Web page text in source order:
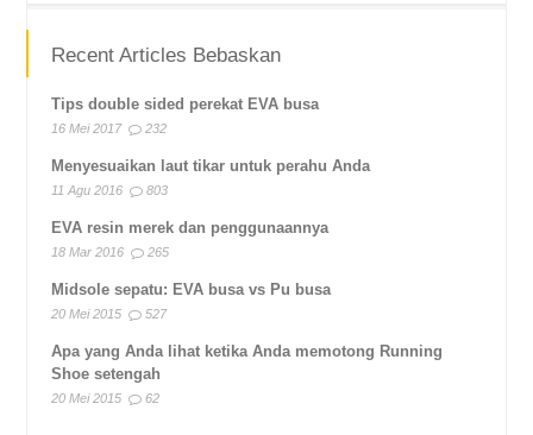
Recent Articles Bebaskan
Tips double sided perekat EVA busa
16 Mei 2017 232
Menyesuaikan laut tikar untuk perahu Anda
11 Agu 2016 803
EVA resin merek dan penggunaannya
18 Mar 2016 265
Midsole sepatu: EVA busa vs Pu busa
20 Mei 2015 527
Apa yang Anda lihat ketika Anda memotong Running
Shoe setengah
20 Mei 2015 62